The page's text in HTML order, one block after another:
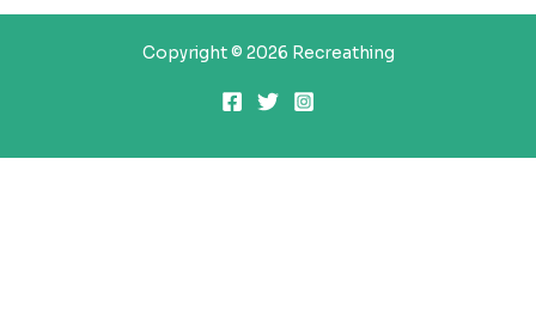
Copyright © 2026 Recreathing